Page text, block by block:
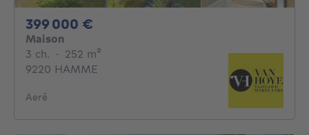
399 000 €
Maison
3 ch. 3 chambres
· 252 m²
9220 HAMME
Aeré